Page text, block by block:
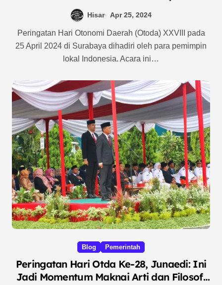
Hisar Apr 25, 2024
Peringatan Hari Otonomi Daerah (Otoda) XXVIII pada
25 April 2024 di Surabaya dihadiri oleh para pemimpin
lokal Indonesia. Acara ini…
Blog Pemerintah
Peringatan Hari Otda Ke-28, Junaedi: Ini
Jadi Momentum Maknai Arti dan Filosofi